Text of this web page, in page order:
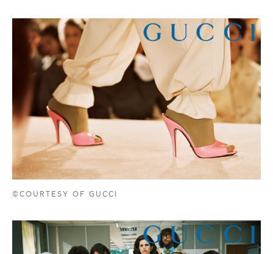
©COURTESY OF GUCCI